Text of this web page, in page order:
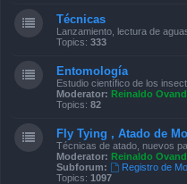
Técnicas
Lanzamiento, lectura de
Topics: 333
Entomología
Estudio científico de los
Moderator: Reinaldo
Topics: 82
Fly Tying , Atado de
Técnicas de atado, nuevos
Moderator: Reinaldo
Subforum:
Registro de
Topics: 1097